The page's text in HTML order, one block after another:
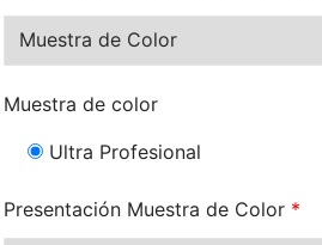
Muestra de color
Ultra Profesional
Presentación Muestra de Color *